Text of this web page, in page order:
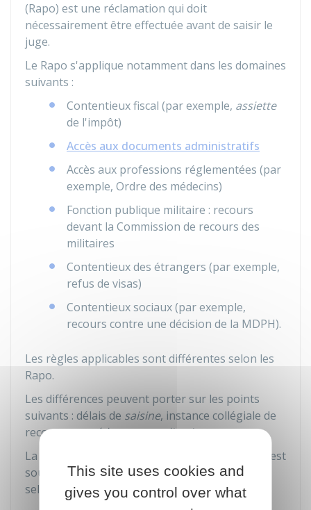
(Rapo) est une réclamation qui doit
nécessairement être effectuée avant de saisir le
juge.
Le Rapo s'applique notamment dans les domaines
suivants :
Contentieux fiscal (par exemple, assiette
de l'impôt)
Accès aux documents administratifs
Accès aux professions réglementées (par
exemple, Ordre des médecins)
Fonction publique militaire : recours
devant la Commission de recours des
militaires
Contentieux des étrangers (par exemple,
refus de visas)
Contentieux sociaux (par exemple,
recours contre une décision de la MDPH).
Les règles applicables sont différentes selon les
Rapo.
Les différences peuvent porter sur les points
suivants : délais de saisine, instance collégiale de
recours,procédure contradictoire.
La décision administrative dont la contestation est
soumise à un Rapo indique les voies et délais
selon lesquels le recours doit être exercé.
This site uses cookies and
gives you control over what